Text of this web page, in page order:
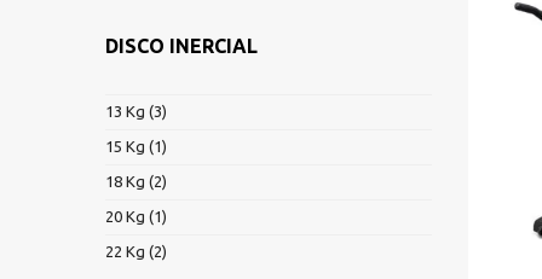
DISCO INERCIAL
13 Kg (3)
15 Kg (1)
18 Kg (2)
20 Kg (1)
22 Kg (2)